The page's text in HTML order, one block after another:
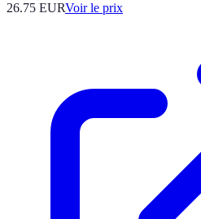
26.75 EURVoir le prix